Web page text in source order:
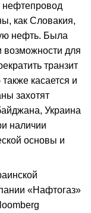
нефтепровод
как Словакия,
нефть. Была
для
транзит
касается и
захотят
Украина
наличии
основы и
«Нафтогаз»